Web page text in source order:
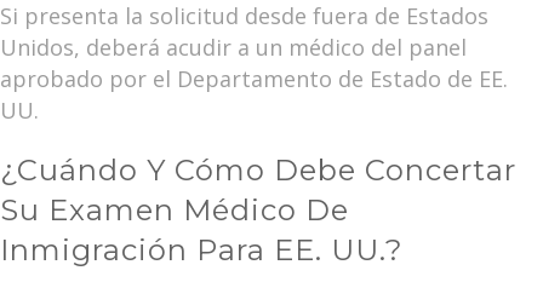
Si presenta la solicitud desde fuera de Estados
Unidos, deberá acudir a un médico del panel
aprobado por el Departamento de Estado de EE.
UU.
¿Cuándo Y Cómo Debe Concertar
Su Examen Médico De
Inmigración Para EE. UU.?